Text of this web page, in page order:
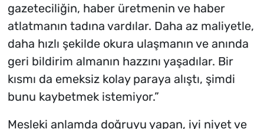
gazeteciliğin, haber üretmenin ve haber
atlatmanın tadına vardılar. Daha az maliyetle,
daha hızlı şekilde okura ulaşmanın ve anında
geri bildirim almanın hazzını yaşadılar. Bir
kısmı da emeksiz kolay paraya alıştı, şimdi
bunu kaybetmek istemiyor.”
Mesleki anlamda doğruyu yapan, iyi niyet ve